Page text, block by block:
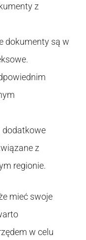
z
dokumenty są w
dodatkowe
z
regionie.
mieć swoje
w celu